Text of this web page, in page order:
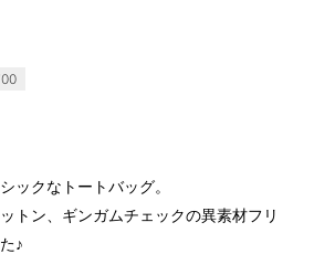
ックなトートバッグ。
トン、ギンガムチェックの異素材フリ
♪